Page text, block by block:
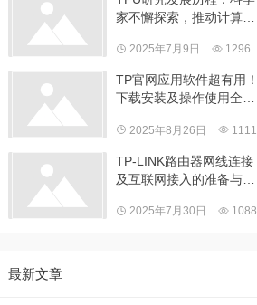
家不懈探索，推动计算科
2025年7月9日 1296
TP官网应用软件超有用！
下载安装及操作使用全攻
2025年8月26日 1111
TP-LINK路由器网线连接
及互联网接入的准备与操
2025年7月30日 1088
最新文章